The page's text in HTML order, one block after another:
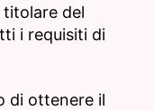
del
i requisiti di
di ottenere il